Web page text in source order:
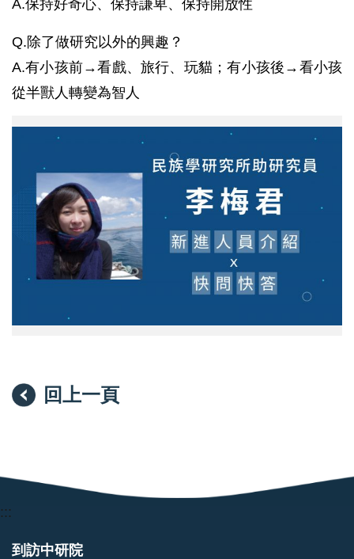
A.保持好奇心、保持謙卑、保持開放性
Q.除了做研究以外的興趣？
A.有小孩前→看戲、旅行、玩貓；有小孩後→看小孩
從半獸人轉變為智人
——
梅
員
回上一頁
:::
到訪中研院